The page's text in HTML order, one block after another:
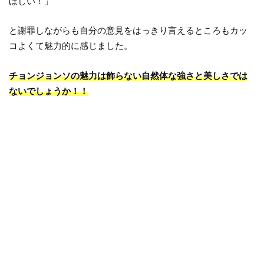
と謝罪しながらも自分の意見をはっきり言えるところもカッ
コよくて魅力的に感じました。
チョンジョンソの魅力は飾らない自然体な強さと美しさでは
ないでしょうか！！